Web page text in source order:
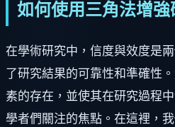
如何使用三角法增強
在學術研究中，信度與效度是
了研究結果的可靠性和準確性
素的存在，並使其在研究過程
學者們關注的焦點。在這裡，